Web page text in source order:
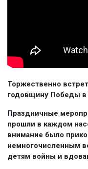
Торжественно
годовщину Победы в
Праздничные
прошли в каждом
внимание было
немногочисленным
детям войны и